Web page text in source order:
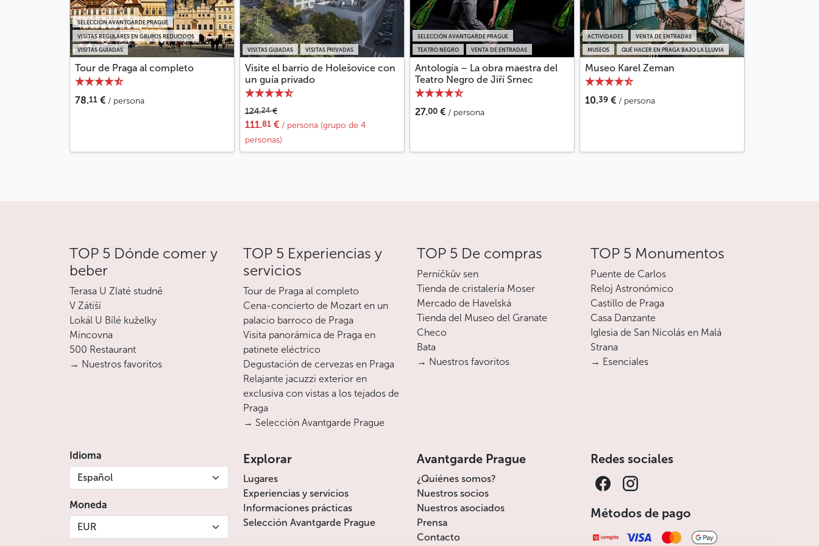
VISITAS GUIADAS
VISITAS REGULARES EN GRUPOS REDUCIDOS
SELECCIÓN AVANTGARDE PRAGUE
Tour de Praga al completo
78.11 € / persona
VISITAS GUIADAS VISITAS PRIVADAS
Visite el barrio de Holešovice con
un guía privado
124.24€
111.81 € / persona (grupo de 4
personas)
TEATRO NEGRO VENTA DE ENTRADAS
SELECCIÓN AVANTGARDE PRAGUE
Antología – La obra maestra del
Teatro Negro de Jiří Srnec
27.00 € / persona
MUSEOS QUÉ HACER EN PRAGA BAJO LA LLUVIA
ACTIVIDADES VENTA DE ENTRADAS
Museo Karel Zeman
10.39 € / persona
TOP 5 Dónde comer y
beber
Terasa U Zlaté studně
V Zátiší
Lokál U Bílé kuželky
Mincovna
500 Restaurant
→ Nuestros favoritos
TOP 5 Experiencias y
servicios
Tour de Praga al completo
Cena-concierto de Mozart en un
palacio barroco de Praga
Visita panorámica de Praga en
patinete eléctrico
Degustación de cervezas en Praga
Relajante jacuzzi exterior en
exclusiva con vistas a los tejados de
Praga
→ Selección Avantgarde Prague
TOP 5 De compras
Perníčkův sen
Tienda de cristalería Moser
Mercado de Havelská
Tienda del Museo del Granate
Checo
Bata
→ Nuestros favoritos
TOP 5 Monumentos
Puente de Carlos
Reloj Astronómico
Castillo de Praga
Casa Danzante
Iglesia de San Nicolás en Malá
Strana
→ Esenciales
Idioma
Español
Moneda
EUR
Explorar
Lugares
Experiencias y servicios
Informaciones prácticas
Selección Avantgarde Prague
Avantgarde Prague
¿Quiénes somos?
Nuestros socios
Nuestros asociados
Prensa
Contacto
Redes sociales
Métodos de pago